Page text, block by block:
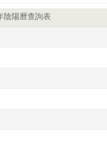
陰陽曆查詢表